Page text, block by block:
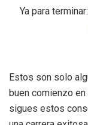
Ya para terminar:
Estos son solo
buen comienzo
sigues estos